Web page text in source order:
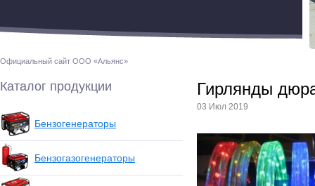
Официальный сайт ООО «Альянс»
Каталог продукции
Бензогенераторы
Бензогазогенераторы
Гирлянды
03 Июл 2019